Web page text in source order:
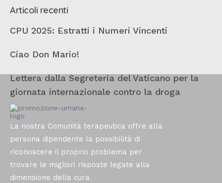
Articoli recenti
CPU 2025: Estratti i Numeri Vincenti
Ciao Don Mario!
Lettera dalla Segreteria del Vaticano per la
giornata internazionale contro la droga
La nostra Comunità terapeutica offre alla
persona dipendente la possibilità di
riconoscere il proprio problema per
trovare le migliori risposte legate alla
dimensione della cura.